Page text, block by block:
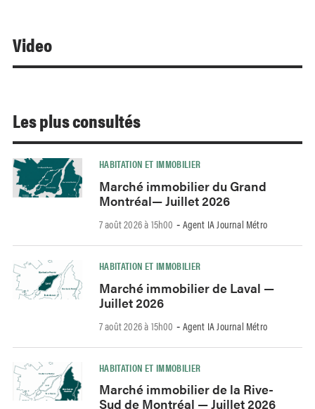
Video
Les plus consultés
HABITATION ET IMMOBILIER
Marché immobilier du Grand
Montréal— Juillet 2026
7 août 2026 à 15h00 - Agent IA Journal Métro
HABITATION ET IMMOBILIER
Marché immobilier de Laval —
Juillet 2026
7 août 2026 à 15h00 - Agent IA Journal Métro
HABITATION ET IMMOBILIER
Marché immobilier de la Rive-
Sud de Montréal — Juillet 2026